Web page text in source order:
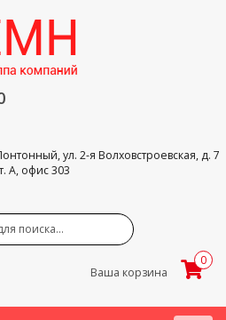
ул. 2-я Волховстроевская, д. 7
А, офис 303
Ваша корзина
0